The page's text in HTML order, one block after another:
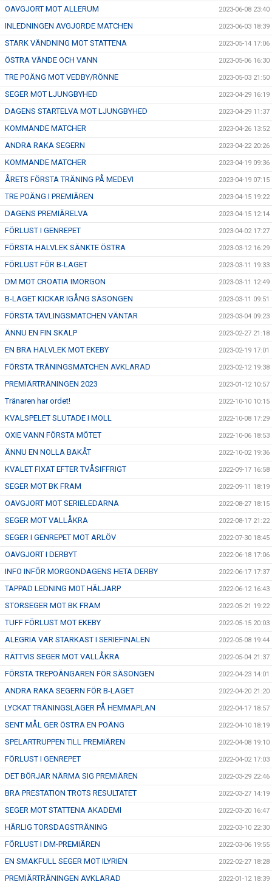
OAVGJORT MOT ALLERUM 2023-06-08 23:40
INLEDNINGEN AVGJORDE MATCHEN 2023-06-03 18:39
STARK VÄNDNING MOT STATTENA 2023-05-14 17:06
ÖSTRA VÄNDE OCH VANN 2023-05-06 16:30
TRE POÄNG MOT VEDBY/RÖNNE 2023-05-03 21:50
SEGER MOT LJUNGBYHED 2023-04-29 16:19
DAGENS STARTELVA MOT LJUNGBYHED 2023-04-29 11:37
KOMMANDE MATCHER 2023-04-26 13:52
ANDRA RAKA SEGERN 2023-04-22 20:26
KOMMANDE MATCHER 2023-04-19 09:36
ÅRETS FÖRSTA TRÄNING PÅ MEDEVI 2023-04-19 07:15
TRE POÄNG I PREMIÄREN 2023-04-15 19:22
DAGENS PREMIÄRELVA 2023-04-15 12:14
FÖRLUST I GENREPET 2023-04-02 17:27
FÖRSTA HALVLEK SÄNKTE ÖSTRA 2023-03-12 16:29
FÖRLUST FÖR B-LAGET 2023-03-11 19:33
DM MOT CROATIA IMORGON 2023-03-11 12:49
B-LAGET KICKAR IGÅNG SÄSONGEN 2023-03-11 09:51
FÖRSTA TÄVLINGSMATCHEN VÄNTAR 2023-03-04 09:23
ÄNNU EN FIN SKALP 2023-02-27 21:18
EN BRA HALVLEK MOT EKEBY 2023-02-19 17:01
FÖRSTA TRÄNINGSMATCHEN AVKLARAD 2023-02-12 19:38
PREMIÄRTRÄNINGEN 2023 2023-01-12 10:57
Tränaren har ordet! 2022-10-10 10:15
KVALSPELET SLUTADE I MOLL 2022-10-08 17:29
OXIE VANN FÖRSTA MÖTET 2022-10-06 18:53
ÄNNU EN NOLLA BAKÅT 2022-10-02 19:36
KVALET FIXAT EFTER TVÅSIFFRIGT 2022-09-17 16:58
SEGER MOT BK FRAM 2022-09-11 18:19
OAVGJORT MOT SERIELEDARNA 2022-08-27 18:15
SEGER MOT VALLÅKRA 2022-08-17 21:22
SEGER I GENREPET MOT ARLÖV 2022-07-30 18:45
OAVGJORT I DERBYT 2022-06-18 17:06
INFO INFÖR MORGONDAGENS HETA DERBY 2022-06-17 17:37
TAPPAD LEDNING MOT HÄLJARP 2022-06-12 16:43
STORSEGER MOT BK FRAM 2022-05-21 19:22
TUFF FÖRLUST MOT EKEBY 2022-05-15 20:03
ALEGRIA VAR STARKAST I SERIEFINALEN 2022-05-08 19:44
RÄTTVIS SEGER MOT VALLÅKRA 2022-05-04 21:37
FÖRSTA TREPOÄNGAREN FÖR SÄSONGEN 2022-04-23 14:01
ANDRA RAKA SEGERN FÖR B-LAGET 2022-04-20 21:20
LYCKAT TRÄNINGSLÄGER PÅ HEMMAPLAN 2022-04-17 18:57
SENT MÅL GER ÖSTRA EN POÄNG 2022-04-10 18:19
SPELARTRUPPEN TILL PREMIÄREN 2022-04-08 19:10
FÖRLUST I GENREPET 2022-04-02 17:03
DET BÖRJAR NÄRMA SIG PREMIÄREN 2022-03-29 22:46
BRA PRESTATION TROTS RESULTATET 2022-03-27 14:19
SEGER MOT STATTENA AKADEMI 2022-03-20 16:47
HÄRLIG TORSDAGSTRÄNING 2022-03-10 22:30
FÖRLUST I DM-PREMIÄREN 2022-03-06 19:55
EN SMAKFULL SEGER MOT ILYRIEN 2022-02-27 18:28
PREMIÄRTRÄNINGEN AVKLARAD 2022-01-12 18:39